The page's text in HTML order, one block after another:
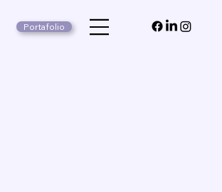
Portafolio